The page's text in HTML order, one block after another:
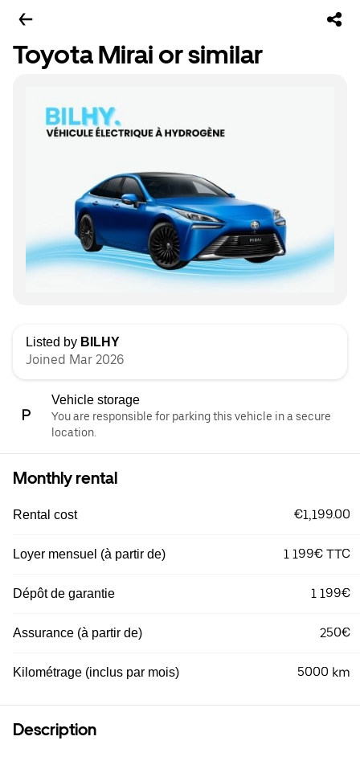
Toyota Mirai or similar
Listed by BILHY
Joined Mar 2026
Vehicle storage
You are responsible for parking this vehicle in a secure
location.
Monthly rental
Rental cost €1,199.00
Loyer mensuel (à partir de) 1 199€ TTC
Dépôt de garantie 1 199€
Assurance (à partir de) 250€
Kilométrage (inclus par mois) 5000 km
Description